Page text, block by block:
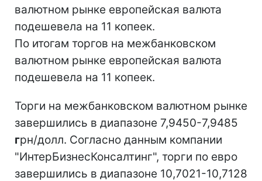
валютном рынке европейская валюта
подешевела на 11 копеек.
По итогам торгов на межбанковском
валютном рынке европейская валюта
подешевела на 11 копеек.
Торги на межбанковском валютном рынке
завершились в диапазоне 7,9450-7,9485
грн/долл. Согласно данным компании
"ИнтерБизнесКонсалтинг", торги по евро
завершились в диапазоне 10,7021-10,7128